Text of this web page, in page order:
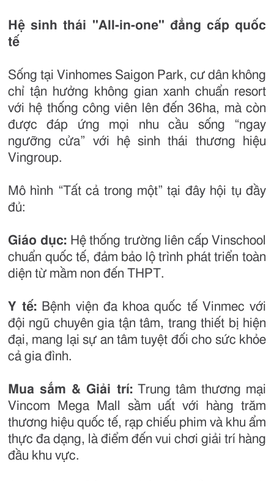
Hệ sinh thái "All-in-one" đẳng cấp quốc
tế
Sống tại Vinhomes Saigon Park, cư dân không
chỉ tận hưởng không gian xanh chuẩn resort
với hệ thống công viên lên đến 36ha, mà còn
được đáp ứng mọi nhu cầu sống “ngay
ngưỡng cửa” với hệ sinh thái thương hiệu
Vingroup.
Mô hình “Tất cả trong một” tại đây hội tụ đầy
đủ:
Giáo dục: Hệ thống trường liên cấp Vinschool
chuẩn quốc tế, đảm bảo lộ trình phát triển toàn
diện từ mầm non đến THPT.
Y tế: Bệnh viện đa khoa quốc tế Vinmec với
đội ngũ chuyên gia tận tâm, trang thiết bị hiện
đại, mang lại sự an tâm tuyệt đối cho sức khỏe
cả gia đình.
Mua sắm & Giải trí:Trung tâm thương mại
Vincom Mega Mall sầm uất với hàng trăm
thương hiệu quốc tế, rạp chiếu phim và khu ẩm
thực đa dạng, là điểm đến vui chơi giải trí hàng
đầu khu vực.